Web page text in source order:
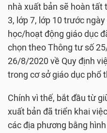
nhà xuất bản sẽ hoàn tất
3, lớp 7, lớp 10 trước
học/hoạt động giáo dục
chọn theo Thông tư số
26/8/2020 về Quy định
trong cơ sở giáo dục phổ
Chính vì thế, bắt đầu từ
xuất bản đã triển khai
các địa phương bằng